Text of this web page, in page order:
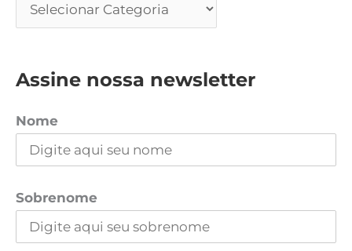
Assine nossa newsletter
Nome
Sobrenome